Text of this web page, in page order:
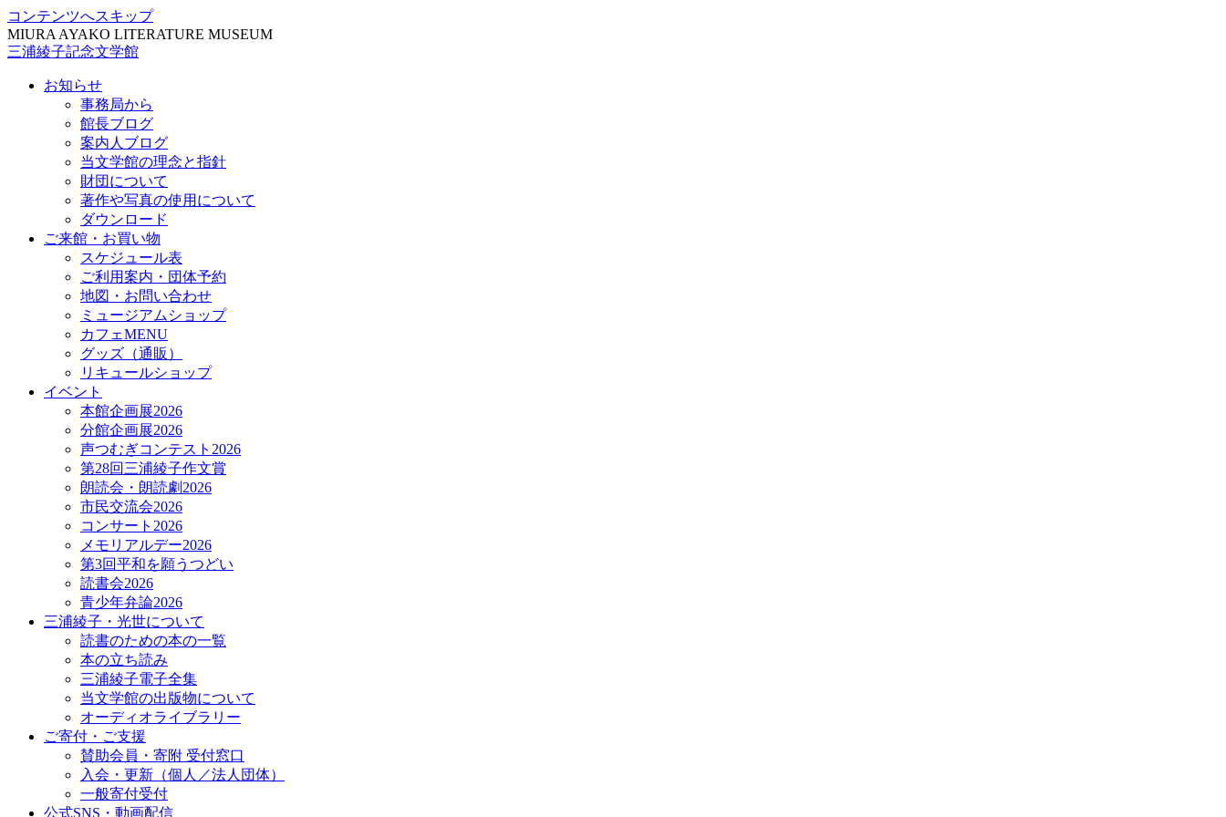
コンテンツへスキップ
MIURA AYAKO LITERATURE MUSEUM
三浦綾子記念文学館
お知らせ
事務局から
館長ブログ
案内人ブログ
当文学館の理念と指針
財団について
著作や写真の使用について
ダウンロード
ご来館・お買い物
スケジュール表
ご利用案内・団体予約
地図・お問い合わせ
ミュージアムショップ
カフェMENU
グッズ（通販）
リキュールショップ
イベント
本館企画展2026
分館企画展2026
声つむぎコンテスト2026
第28回三浦綾子作文賞
朗読会・朗読劇2026
市民交流会2026
コンサート2026
メモリアルデー2026
第3回平和を願うつどい
読書会2026
青少年弁論2026
三浦綾子・光世について
読書のための本の一覧
本の立ち読み
三浦綾子電子全集
当文学館の出版物について
オーディオライブラリー
ご寄付・ご支援
賛助会員・寄附 受付窓口
入会・更新（個人／法人団体）
一般寄付受付
公式SNS・動画配信